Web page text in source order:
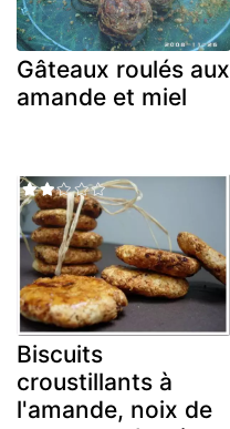
Gâteaux roulés aux
amande et miel
Biscuits
croustillants à
l'amande, noix de